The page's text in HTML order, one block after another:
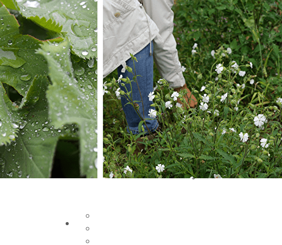
Exporter les lignes sélectionnées
Exporter toutes les colonnes
Exporter uniquement les colonnes affichées
Menu
Ajoutez un logo, un bouton, des réseaux sociaux
Cliquez pour éditer